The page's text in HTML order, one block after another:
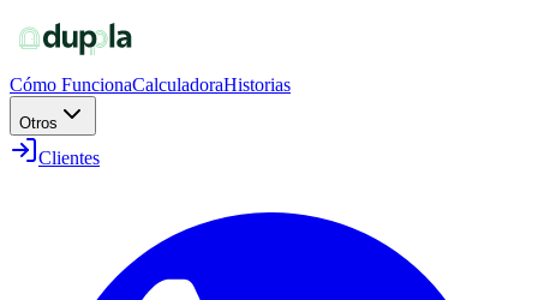
Cómo FuncionaCalculadoraHistorias
Otros
Clientes